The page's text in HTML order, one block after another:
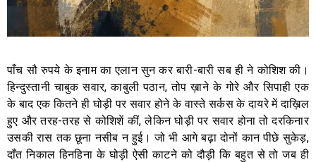
पाँच सौ रुपये के इनाम का एलान सुन कर बारी-बारी सब ही ने कोशिश की।
हिन्दुस्तानी चाबुक सवार, काबुली पठान, तोप ख़ाने के गोरे और सिपाही एक
के बाद एक कितने ही घोड़ी पर सवार होने के वास्ते सर्कस के दायरे में दाख़िल
हुए और तरह-तरह से कोशिशें कीं, लेकिन घोड़ी पर सवार होना तो दरकिनार
उसकी रास तक छूना नसीब न हुई। जो भी आगे बढ़ा दोनों कान पीछे सुकेड़,
दाँत निकाल हिनहिना के घोड़ी ऐसी काटने को दौड़ी कि बहुत से तो जब ही